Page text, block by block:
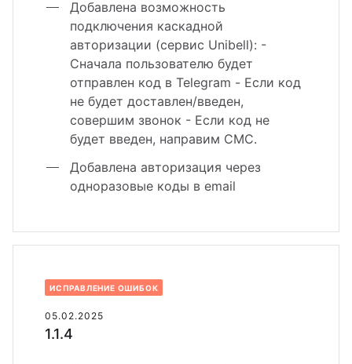
МиниМаркет - лендинг с
и онлайн-оплатой
СберМегаМаркет
Премиум - лендинг с
Добавлена возможность
подключения каскадной
авторизации (сервис Unibell): -
Сначала пользователю будет
отправлен код в Telegram - Если код
не будет доставлен/введен,
совершим звонок - Если код не
будет введен, направим СМС.
Добавлена авторизация через
одноразовые коды в email
05.02.2025
1.1.4
ИСПРАВЛЕНИЕ ОШИБОК